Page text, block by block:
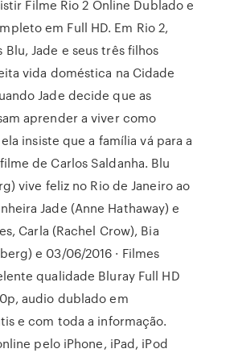
Filme Rio 2 Online Dublado e
em Full HD. Em Rio 2,
Jade e seus três filhos
vida doméstica na Cidade
Jade decide que as
aprender a viver como
insiste que a família vá para a
de Carlos Saldanha. Blu
vive feliz no Rio de Janeiro ao
Jade (Anne Hathaway) e
Carla (Rachel Crow), Bia
e 03/06/2016 · Filmes
qualidade Bluray Full HD
audio dublado em
e com toda a informação.
pelo iPhone, iPad, iPod